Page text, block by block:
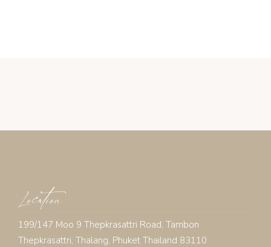
Location
199/147 Moo 9 Thepkrasattri Road, Tambon
Thepkrasattri, Thalang, Phuket Thailand 83110